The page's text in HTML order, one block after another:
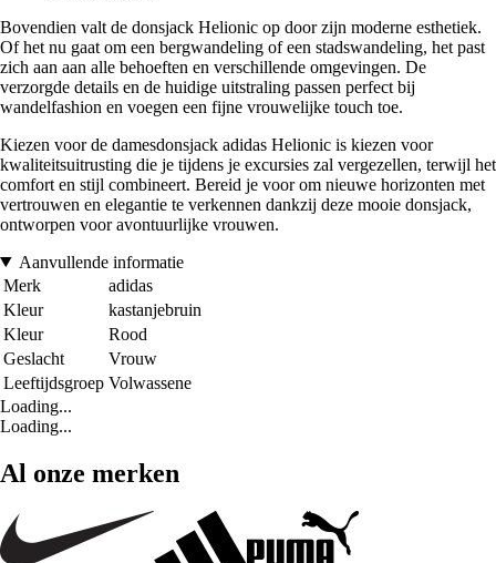
Bovendien valt de donsjack Helionic op door zijn moderne esthetiek.
Of het nu gaat om een bergwandeling of een stadswandeling, het past
zich aan aan alle behoeften en verschillende omgevingen. De
verzorgde details en de huidige uitstraling passen perfect bij
wandelfashion en voegen een fijne vrouwelijke touch toe.
Kiezen voor de damesdonsjack adidas Helionic is kiezen voor
kwaliteitsuitrusting die je tijdens je excursies zal vergezellen, terwijl het
comfort en stijl combineert. Bereid je voor om nieuwe horizonten met
vertrouwen en elegantie te verkennen dankzij deze mooie donsjack,
ontworpen voor avontuurlijke vrouwen.
Aanvullende informatie
Merk
adidas
Kleur
kastanjebruin
Kleur
Rood
Geslacht
Vrouw
Leeftijdsgroep Volwassene
Loading...
Loading...
Al onze merken